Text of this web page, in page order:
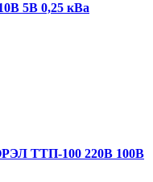
5В 0,25 кВа
ТТП-100 220В 100В